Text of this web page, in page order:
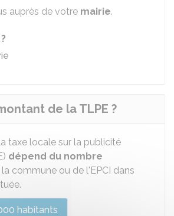
auprès de votre mairie.
de la TLPE ?
taxe locale sur la publicité
dépend du nombre
la commune ou de l'EPCI dans
habitants